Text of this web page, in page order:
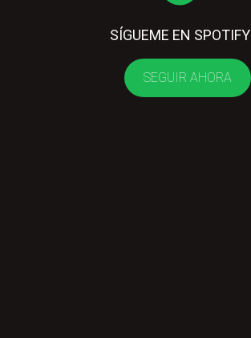
SÍGUEME EN SPOTIFY
SEGUIR AHORA